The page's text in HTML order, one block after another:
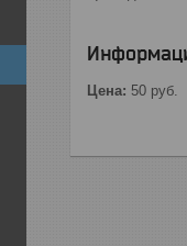
Цена: 50 руб.